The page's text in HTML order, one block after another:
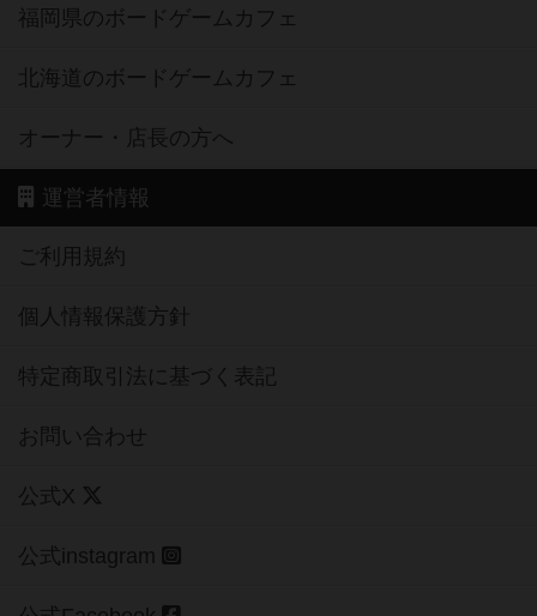
福岡県のボードゲームカフェ
北海道のボードゲームカフェ
オーナー・店長の方へ
運営者情報
ご利用規約
個人情報保護方針
特定商取引法に基づく表記
お問い合わせ
公式X
公式instagram